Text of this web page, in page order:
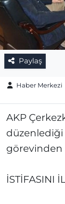
Paylaş
Haber Merkezi
AKP
düzenlediği
görevinden
İSTİFASINI